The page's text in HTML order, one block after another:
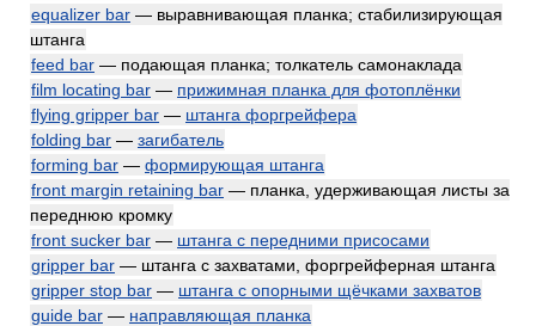
equalizer bar — выравнивающая планка; стабилизирующая
штанга
feed bar — подающая планка; толкатель самонаклада
film locating bar — прижимная планка для фотоплёнки
flying gripper bar — штанга форгрейфера
folding bar — загибатель
forming bar — формирующая штанга
front margin retaining bar — планка, удерживающая листы за
переднюю кромку
front sucker bar — штанга с передними присосами
gripper bar — штанга с захватами, форгрейферная штанга
gripper stop bar — штанга с опорными щёчками захватов
guide bar — направляющая планка